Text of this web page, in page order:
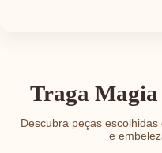
Traga Magia
Descubra peças
e